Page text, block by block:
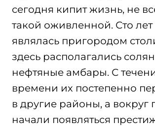
сегодня кипит жизнь, не
такой оживленной. Сто лет
являлась пригородом
здесь располагались
нефтяные амбары. С
времени их постепенно
в другие районы, а вокруг
начали появляться